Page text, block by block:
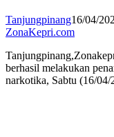
Tanjungpinang16/04/
ZonaKepri.com
berhasil melakukan
narkotika, Sabtu (16/